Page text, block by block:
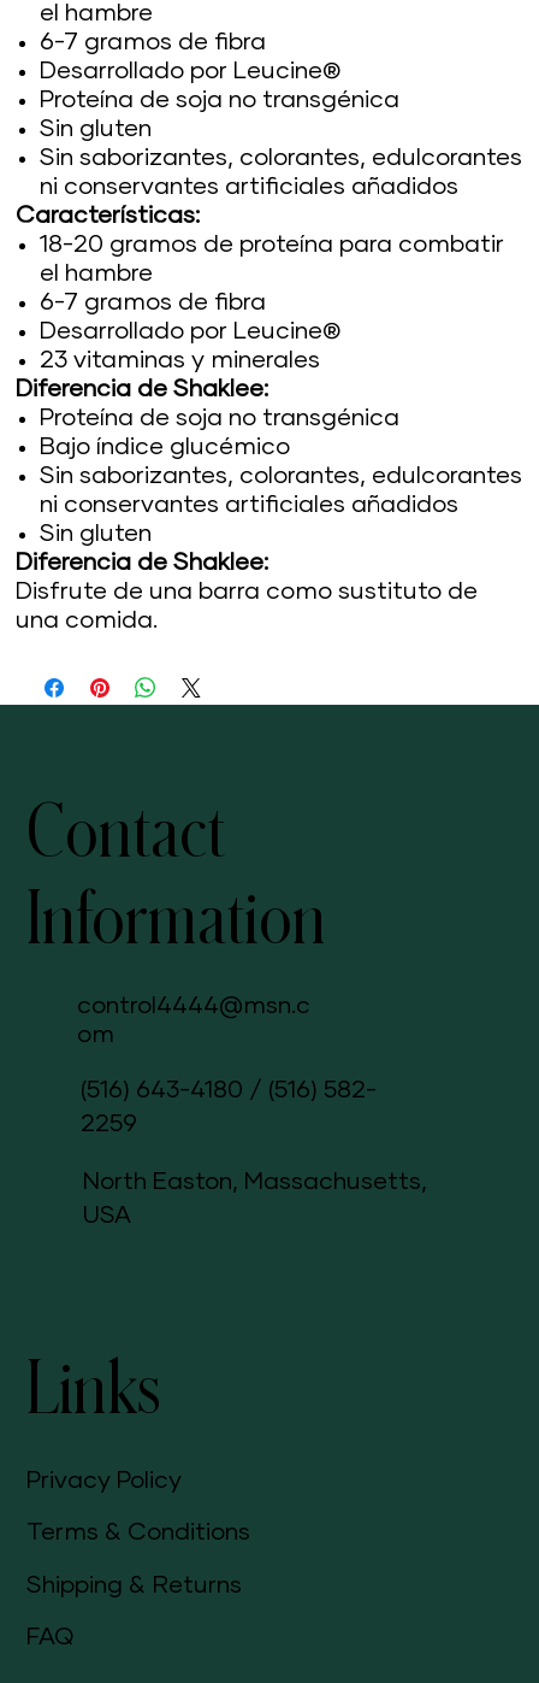
el hambre
6-7 gramos de fibra
Desarrollado por Leucine®
Proteína de soja no transgénica
Sin gluten
Sin saborizantes, colorantes, edulcorantes
ni conservantes artificiales añadidos
Características:
18-20 gramos de proteína para combatir
el hambre
6-7 gramos de fibra
Desarrollado por Leucine®
23 vitaminas y minerales
Diferencia de Shaklee:
Proteína de soja no transgénica
Bajo índice glucémico
Sin saborizantes, colorantes, edulcorantes
ni conservantes artificiales añadidos
Sin gluten
Diferencia de Shaklee:
Disfrute de una barra como sustituto de
una comida.
Contact
Information
control4444@msn.c
om
(516) 643-4180 / (516) 582-
2259
North Easton, Massachusetts,
USA
Links
Privacy Policy
Terms & Conditions
Shipping & Returns
FAQ